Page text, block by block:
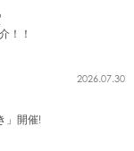
！！
2026.07.30
」開催!